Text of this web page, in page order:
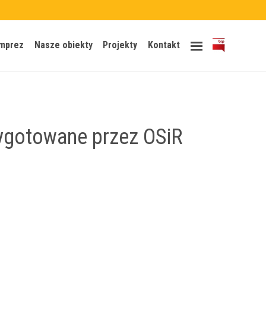
Nasze obiekty Projekty Kontakt
przez OSiR